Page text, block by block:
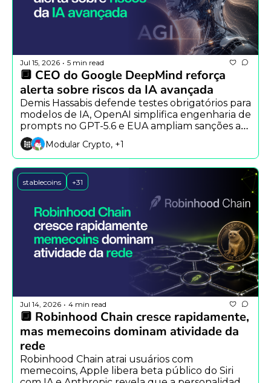
Jul 15, 2026 • 5 min read
🔲 CEO do Google DeepMind reforça
alerta sobre riscos da IA avançada
Demis Hassabis defende testes obrigatórios para
modelos de IA, OpenAI simplifica engenharia de
prompts no GPT-5.6 e EUA ampliam sanções ao
Irã com bloqueio de USDT.
Modular Crypto, +1
stablecoins +31
Jul 14, 2026 • 4 min read
🔲 Robinhood Chain cresce rapidamente,
mas memecoins dominam atividade da
rede
Robinhood Chain atrai usuários com
memecoins, Apple libera beta público do Siri